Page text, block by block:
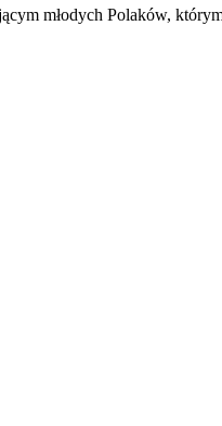
młodych Polaków,